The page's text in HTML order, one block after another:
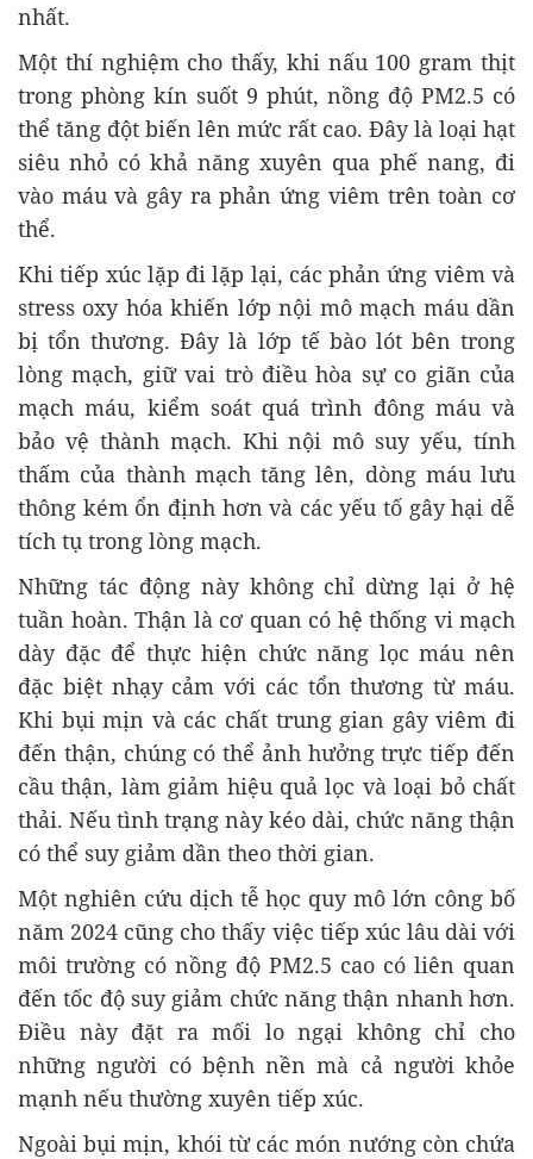
nhất.
Một thí nghiệm cho thấy, khi nấu 100 gram thịt
trong phòng kín suốt 9 phút, nồng độ PM2.5 có
thể tăng đột biến lên mức rất cao. Đây là loại hạt
siêu nhỏ có khả năng xuyên qua phế nang, đi
vào máu và gây ra phản ứng viêm trên toàn cơ
thể.
Khi tiếp xúc lặp đi lặp lại, các phản ứng viêm và
stress oxy hóa khiến lớp nội mô mạch máu dần
bị tổn thương. Đây là lớp tế bào lót bên trong
lòng mạch, giữ vai trò điều hòa sự co giãn của
mạch máu, kiểm soát quá trình đông máu và
bảo vệ thành mạch. Khi nội mô suy yếu, tính
thấm của thành mạch tăng lên, dòng máu lưu
thông kém ổn định hơn và các yếu tố gây hại dễ
tích tụ trong lòng mạch.
Những tác động này không chỉ dừng lại ở hệ
tuần hoàn. Thận là cơ quan có hệ thống vi mạch
dày đặc để thực hiện chức năng lọc máu nên
đặc biệt nhạy cảm với các tổn thương từ máu.
Khi bụi mịn và các chất trung gian gây viêm đi
đến thận, chúng có thể ảnh hưởng trực tiếp đến
cầu thận, làm giảm hiệu quả lọc và loại bỏ chất
thải. Nếu tình trạng này kéo dài, chức năng thận
có thể suy giảm dần theo thời gian.
Một nghiên cứu dịch tễ học quy mô lớn công bố
năm 2024 cũng cho thấy việc tiếp xúc lâu dài với
môi trường có nồng độ PM2.5 cao có liên quan
đến tốc độ suy giảm chức năng thận nhanh hơn.
Điều này đặt ra mối lo ngại không chỉ cho
những người có bệnh nền mà cả người khỏe
mạnh nếu thường xuyên tiếp xúc.
Ngoài bụi mịn, khói từ các món nướng còn chứa